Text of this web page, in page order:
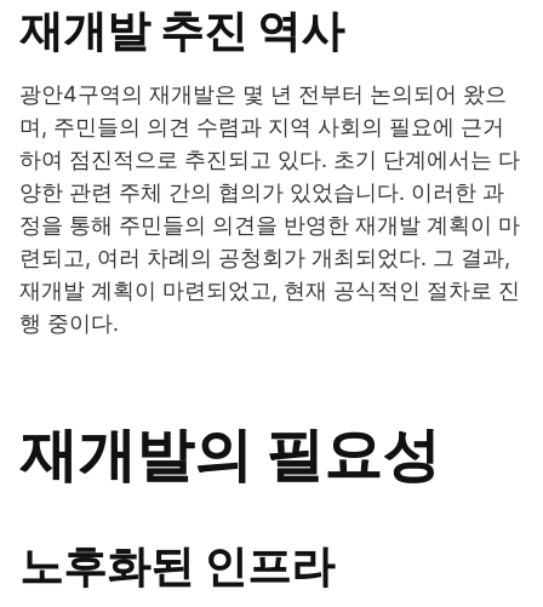
재개발 추진 역사
광안4구역의 재개발은 몇 년 전부터 논의되어 왔으
며, 주민들의 의견 수렴과 지역 사회의 필요에 근거
하여 점진적으로 추진되고 있다. 초기 단계에서는 다
양한 관련 주체 간의 협의가 있었습니다. 이러한 과
정을 통해 주민들의 의견을 반영한 재개발 계획이 마
련되고, 여러 차례의 공청회가 개최되었다. 그 결과,
재개발 계획이 마련되었고, 현재 공식적인 절차로 진
행 중이다.
재개발의 필요성
노후화된 인프라